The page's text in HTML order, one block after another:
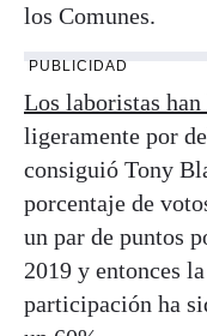
los Comunes.
PUBLICIDAD
Los laboristas han
ligeramente por
consiguió Tony
porcentaje de
un par de puntos
2019 y entonces
participación ha